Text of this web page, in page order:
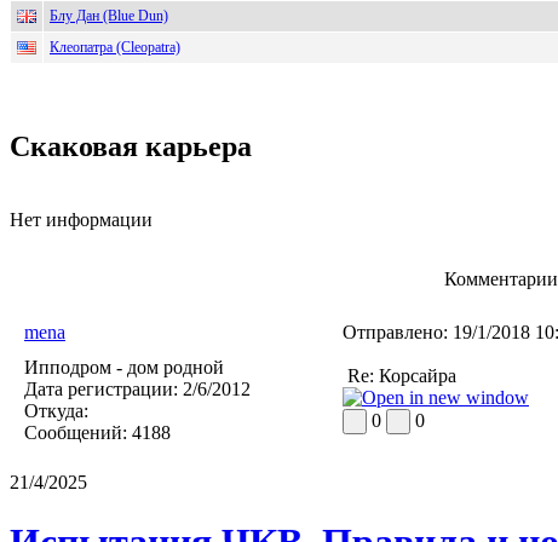
Блу Дан (Blue Dun)
Клеопатра (Cleopatra)
Скаковая карьера
Нет информации
mena Отправлено: 19/1/2018
Ипподром - дом родной
Дата регистрации: 2/6/2012
Откуда:
Сообщений: 4188
Re: Корсайра
0 0
21/4/2025